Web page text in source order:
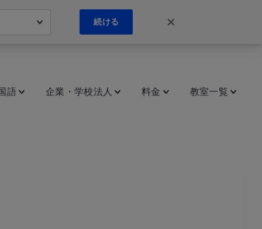
続ける ✕
語 企業・学校法人 料金 教室一覧